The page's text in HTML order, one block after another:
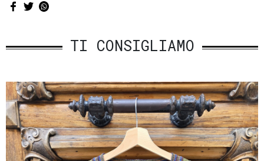
TI CONSIGLIAMO